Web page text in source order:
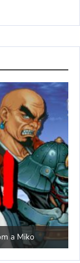
a Miko